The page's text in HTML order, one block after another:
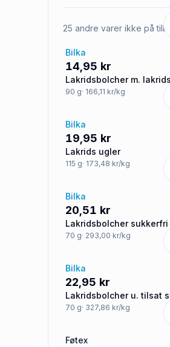
25 andre varer ikke på
Bilka
14,95 kr
Lakridsbolcher m.
90 g· 166,11 kr/kg
Bilka
19,95 kr
Lakrids ugler
115 g· 173,48 kr/kg
Bilka
20,51 kr
Lakridsbolcher sukkerfri
70 g· 293,00 kr/kg
Bilka
22,95 kr
Lakridsbolcher u. tilsat
70 g· 327,86 kr/kg
Føtex